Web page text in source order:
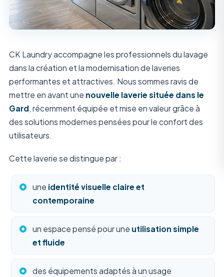
CK Laundry accompagne les professionnels du lavage
dans la création et la modernisation de laveries
performantes et attractives. Nous sommes ravis de
mettre en avant une nouvelle laverie située dans le
Gard, récemment équipée et mise en valeur grâce à
des solutions modernes pensées pour le confort des
utilisateurs.
Cette laverie se distingue par :
une identité visuelle claire et
contemporaine
un espace pensé pour une utilisation simple
et fluide
des équipements adaptés à un usage